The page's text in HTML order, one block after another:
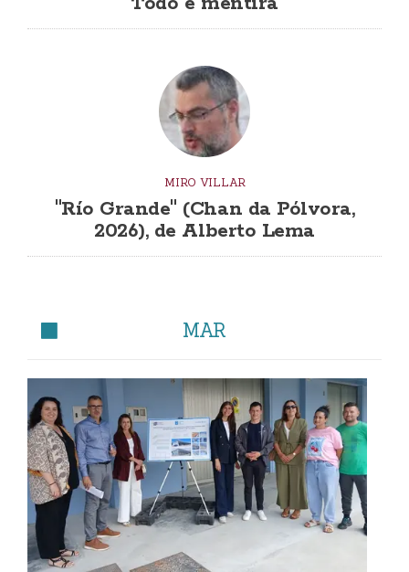
MIRO VILLAR
"Río Grande" (Chan da Pólvora,
2026), de Alberto Lema
MAR